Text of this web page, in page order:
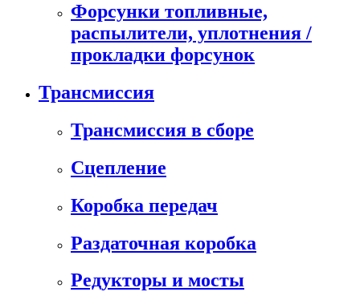
Форсунки топливные,
распылители, уплотнения /
прокладки форсунок
Трансмиссия
Трансмиссия в сборе
Сцепление
Коробка передач
Раздаточная коробка
Редукторы и мосты